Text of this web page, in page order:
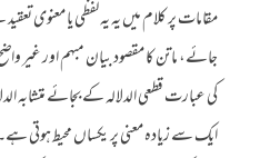
مقامات پر کلام میں یہ یہ لفظی یا معنوی
جائے، ماتن کا مقصود بیان مبہم اور
کی عبارت قطعی الدلالہ کے بجائے متشابہ
ایک سے زیادہ معنی پر یکساں محیط ہوتی